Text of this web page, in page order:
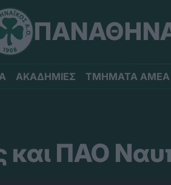
ΑΚΑΔΗΜΙΕΣ ΤΜΗΜΑΤΑ ΑΜΕΑ
και ΠΑΟ